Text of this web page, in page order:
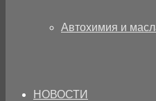
Автохимия и
НОВОСТИ